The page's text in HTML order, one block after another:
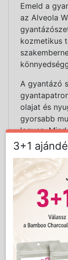
Emeld a
az Alveola
kozmetikus
A gyantázó
olajat és
gyorsabb
legyen.
megszokott
kedvező ár
Miért
A
A
3+1